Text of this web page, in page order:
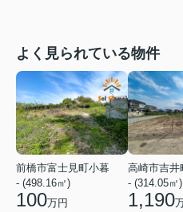
よく見られている物件
前橋市富士見町小暮
- (498.16㎡)
100万円
高崎市吉井
- (314.05㎡)
1,190